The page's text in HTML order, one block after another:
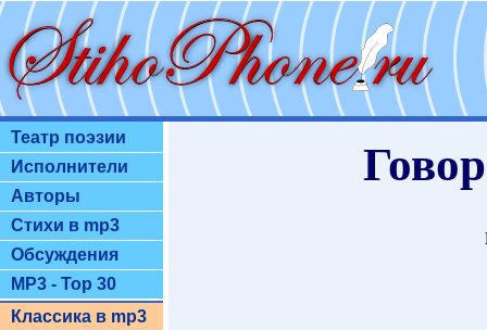
Театр поэзии
Исполнители
Авторы
Стихи в mp3
Обсуждения
MP3 - Top 30
Классика в mp3